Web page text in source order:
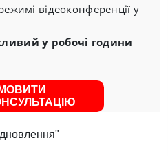
відеоконференції у
у робочі години